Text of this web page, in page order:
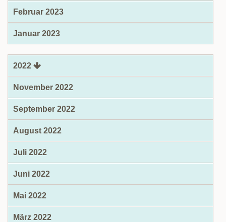
Februar 2023
Januar 2023
2022
November 2022
September 2022
August 2022
Juli 2022
Juni 2022
Mai 2022
März 2022